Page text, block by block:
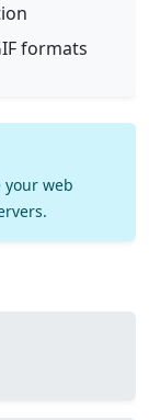
formats
your web